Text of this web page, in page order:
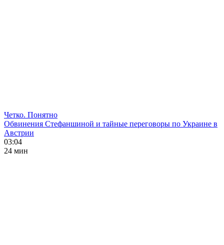
Четко. Понятно
Обвинения Стефаншиной и тайные переговоры по Украине в
Австрии
03:04
24 мин